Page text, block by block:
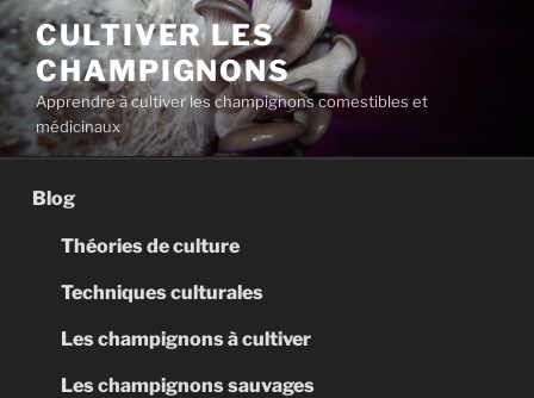
Aller
au
contenu
principal
CULTIVER LES
CHAMPIGNONS
Apprendre à cultiver les champignons comestibles et
médicinaux
Blog
Théories de culture
Techniques culturales
Les champignons à cultiver
Les champignons sauvages